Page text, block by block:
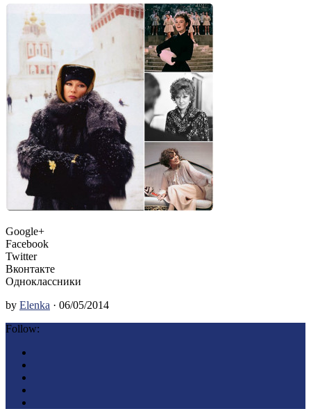
Google+
Facebook
Twitter
Вконтакте
Одноклассники
by Elenka · 06/05/2014
Follow: